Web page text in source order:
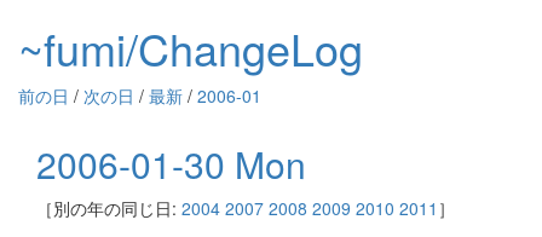
~fumi/ChangeLog
前の日 / 次の日 / 最新 / 2006-01
2006-01-30 Mon
［別の年の同じ日: 2004 2007 2008 2009 2010 2011 ］